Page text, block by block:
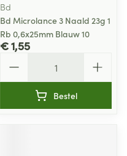
Bd
Bd Microlance 3 Naald 23g 1
Rb 0,6x25mm Blauw 10
€ 1,55
Bestel